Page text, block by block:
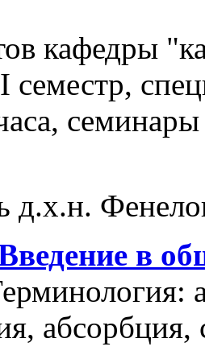
кафедры
семестр,
д.х.н.
в
абсорбция,